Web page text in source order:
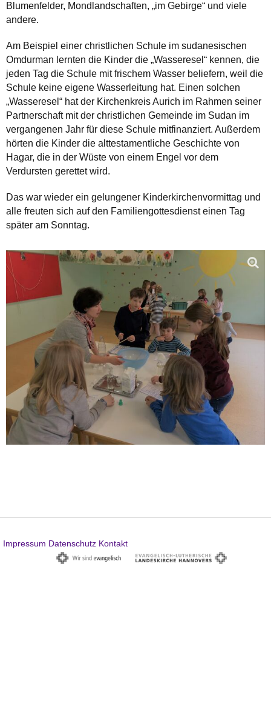
Blumenfelder, Mondlandschaften, „im Gebirge“ und viele
andere.
Am Beispiel einer christlichen Schule im sudanesischen
Omdurman lernten die Kinder die „Wasseresel“ kennen, die
jeden Tag die Schule mit frischem Wasser beliefern, weil die
Schule keine eigene Wasserleitung hat. Einen solchen
„Wasseresel“ hat der Kirchenkreis Aurich im Rahmen seiner
Partnerschaft mit der christlichen Gemeinde im Sudan im
vergangenen Jahr für diese Schule mitfinanziert. Außerdem
hörten die Kinder die alttestamentliche Geschichte von
Hagar, die in der Wüste von einem Engel vor dem
Verdursten gerettet wird.
Das war wieder ein gelungener Kinderkirchenvormittag und
alle freuten sich auf den Familiengottesdienst einen Tag
später am Sonntag.
Impressum Datenschutz Kontakt